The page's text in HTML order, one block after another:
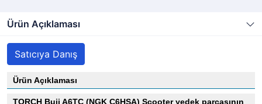
Ürün Açıklaması
Satıcıya Danış
Ürün Açıklaması
TORCH Buji A6TC (NGK C6HSA) Scooter yedek parçasının